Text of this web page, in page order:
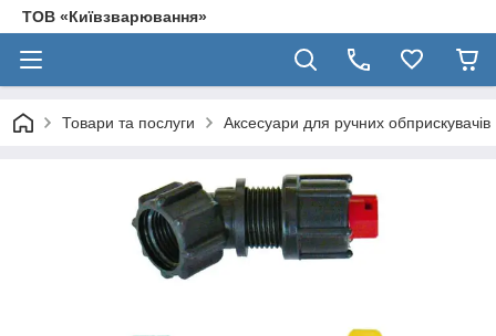
ТОВ «Київзварювання»
Товари та послуги Аксесуари для ручних обприскувачів